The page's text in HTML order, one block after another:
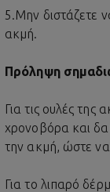
5.Μην διστάζετε
ακμή.
Πρόληψη
Για τις ουλές της
χρονοβόρα και
την ακμή, ώστε
Για το λιπαρό